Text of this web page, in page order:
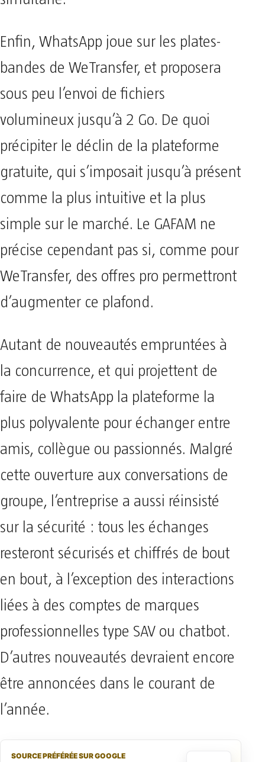
Enfin, WhatsApp joue sur les plates-
bandes de WeTransfer, et proposera
sous peu l’envoi de fichiers
volumineux jusqu’à 2 Go. De quoi
précipiter le déclin de la plateforme
gratuite, qui s’imposait jusqu’à présent
comme la plus intuitive et la plus
simple sur le marché. Le GAFAM ne
précise cependant pas si, comme pour
WeTransfer, des offres pro permettront
d’augmenter ce plafond.
Autant de nouveautés empruntées à
la concurrence, et qui projettent de
faire de WhatsApp la plateforme la
plus polyvalente pour échanger entre
amis, collègue ou passionnés. Malgré
cette ouverture aux conversations de
groupe, l’entreprise a aussi réinsisté
sur la sécurité : tous les échanges
resteront sécurisés et chiffrés de bout
en bout, à l’exception des interactions
liées à des comptes de marques
professionnelles type SAV ou chatbot.
D’autres nouveautés devraient encore
être annoncées dans le courant de
l’année.
SOURCE PRÉFÉRÉE SUR GOOGLE